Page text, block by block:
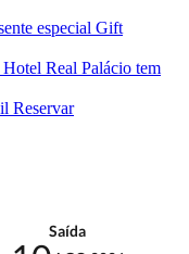
especial Gift
Hotel Real Palácio tem
Reservar
Saída